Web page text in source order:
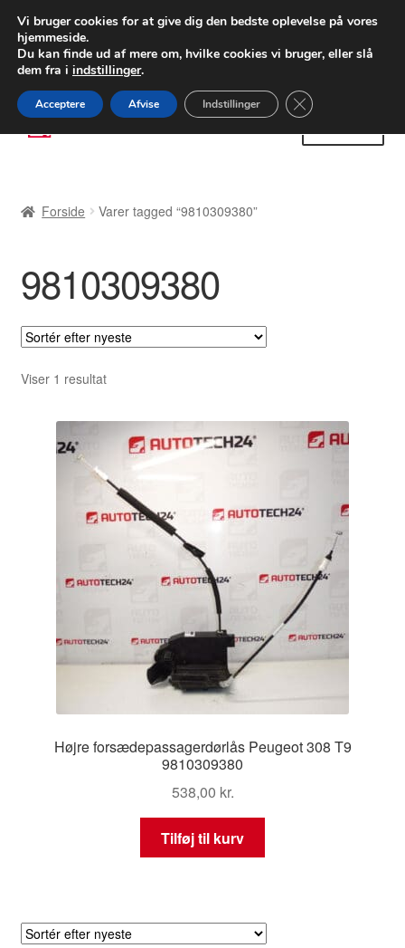
LEVERING fra 55 kr.
FEDEX verdensomspændende forsendelse
80 82 72 02
Spring
til
Spring
til
Betalinger
Kasse
Klage
Klageprocedure
Kontakte
Privatlivspolitik
Forside Varer tagged “9810309380”
9810309380
Viser 1 resultat
Højre forsædepassagerdørlås Peugeot 308 T9
9810309380
538,00 kr.
Tilføj til kurv
Vi bruger cookies for at give dig den bedste oplevelse på vores
hjemmeside.
Du kan finde ud af mere om, hvilke cookies vi bruger, eller slå
dem fra i indstillinger.
Acceptere Afvise Indstillinger Close GDPR